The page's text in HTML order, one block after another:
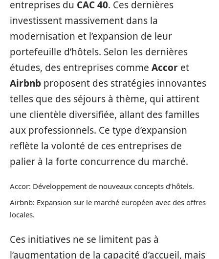
entreprises du CAC 40. Ces dernières
investissent massivement dans la
modernisation et l’expansion de leur
portefeuille d’hôtels. Selon les dernières
études, des entreprises comme Accor et
Airbnb proposent des stratégies innovantes
telles que des séjours à thème, qui attirent
une clientèle diversifiée, allant des familles
aux professionnels. Ce type d’expansion
reflète la volonté de ces entreprises de
palier à la forte concurrence du marché.
Accor: Développement de nouveaux concepts d’hôtels.
Airbnb: Expansion sur le marché européen avec des offres
locales.
Ces initiatives ne se limitent pas à
l’augmentation de la capacité d’accueil, mais